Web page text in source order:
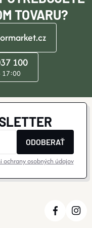
TOVARU?
100
17:00
ODOBERAŤ
ochrany osobných údajov